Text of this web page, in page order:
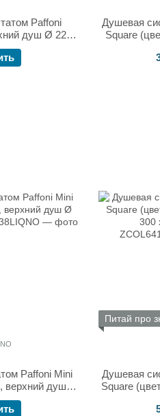
Paffoni
душ Ø 225
Душевая
Square
Paffoni Mini
верхний душ Ø
Питай про
Душевая
Square